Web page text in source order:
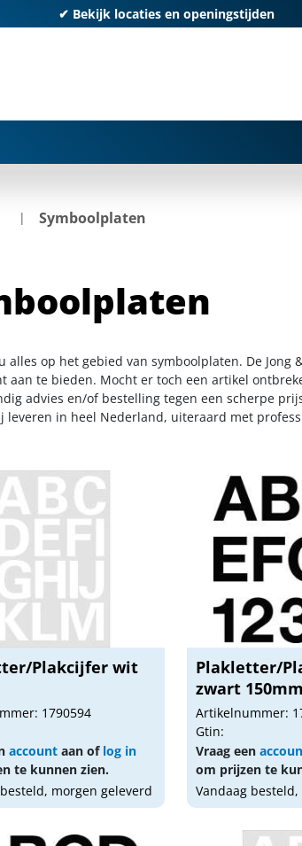
✔ Bekijk locaties en openingstijden
Symboolplaten
alles op het gebied van symboolplaten. De
aan te bieden. Mocht er toch een artikel
advies en/of bestelling tegen een scherpe
leveren in heel Nederland, uiteraard met
Plakcijfer wit
1790594
accountaan of log in
te kunnen zien.
morgen geleverd
Plakletter/
zwart 150mm
Artikelnummer:
Gtin:
Vraag een
om prijzen te
Vandaag